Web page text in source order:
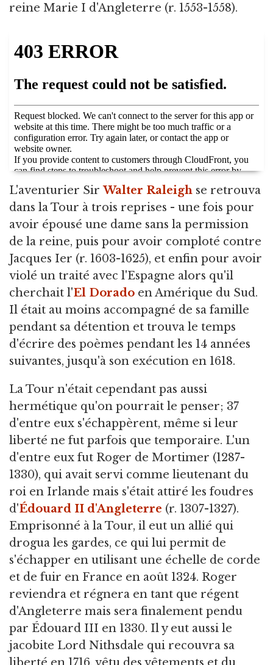
reine Marie I d'Angleterre (r. 1553-1558).
L'aventurier SirWalter Raleigh se retrouva
dans la Tour à trois reprises - une fois pour
avoir épousé une dame sans la permission
de la reine, puis pour avoir comploté contre
Jacques Ier (r. 1603-1625), et enfin pour avoir
violé un traité avec l'Espagne alors qu'il
cherchait l'El Dorado en Amérique du Sud.
Il était au moins accompagné de sa famille
pendant sa détention et trouva le temps
d'écrire des poèmes pendant les 14 années
suivantes, jusqu'à son exécution en 1618.
La Tour n'était cependant pas aussi
hermétique qu'on pourrait le penser; 37
d'entre eux s'échappèrent, même si leur
liberté ne fut parfois que temporaire. L'un
d'entre eux fut Roger de Mortimer (1287-
1330), qui avait servi comme lieutenant du
roi en Irlande mais s'était attiré les foudres
d'Édouard II d'Angleterre (r. 1307-1327).
Emprisonné à la Tour, il eut un allié qui
drogua les gardes, ce qui lui permit de
s'échapper en utilisant une échelle de corde
et de fuir en France en août 1324. Roger
reviendra et régnera en tant que régent
d'Angleterre mais sera finalement pendu
par Édouard III en 1330. Il y eut aussi le
jacobite Lord Nithsdale qui recouvra sa